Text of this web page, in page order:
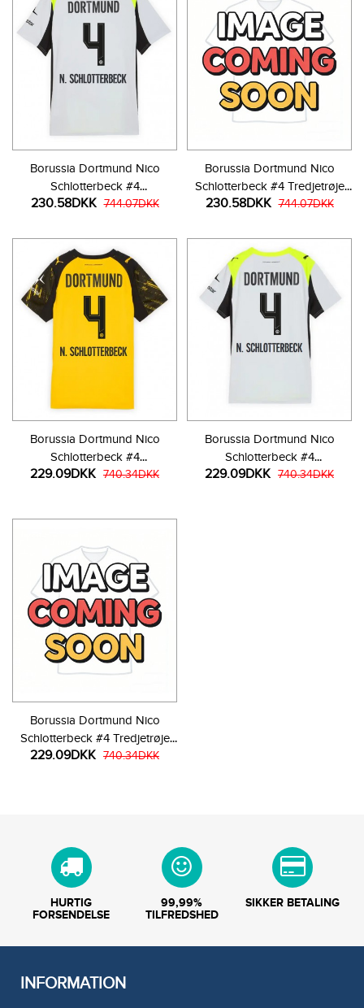
Borussia Dortmund Nico
Schlotterbeck #4
Udebanetrøje 2025-26
230.58DKK 744.07DKK
Borussia Dortmund Nico
Schlotterbeck #4 Tredjetrøje
2025-26 Kortærmet
230.58DKK 744.07DKK
Borussia Dortmund Nico
Schlotterbeck #4
Hjemmebanetrøje Dame
229.09DKK 740.34DKK
Borussia Dortmund Nico
Schlotterbeck #4
Udebanetrøje Dame 2025-26
229.09DKK 740.34DKK
Borussia Dortmund Nico
Schlotterbeck #4 Tredjetrøje
Dame 2025-26 Kortærmet
229.09DKK 740.34DKK
HURTIG
FORSENDELSE
99,99%
TILFREDSHED
SIKKER BETALING
INFORMATION